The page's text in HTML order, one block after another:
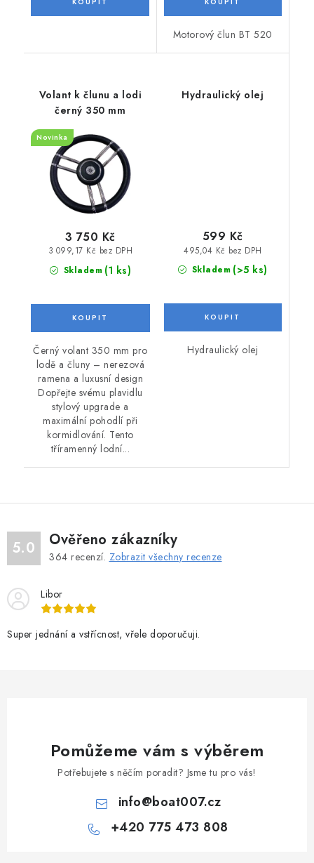
Motorový člun BT 520
Volant k člunu a lodi
černý 350 mm
Novinka
Skladem (1 ks)
3 099,17 Kč bez DPH
3 750 Kč
Černý volant 350 mm pro
lodě a čluny – nerezová
ramena a luxusní design
Dopřejte svému plavidlu
stylový upgrade a
maximální pohodlí při
kormidlování. Tento
tříramenný lodní...
Hydraulický olej
Skladem (>5 ks)
495,04 Kč bez DPH
599 Kč
Hydraulický olej
5.0 Ověřeno zákazníky
364 recenzí. Zobrazit všechny recenze
Libor
Super jednání a vstřícnost, vřele doporučuji.
Pomůžeme vám s výběrem
Potřebujete s něčím poradit? Jsme tu pro vás!
info@boat007.cz
+420 775 473 808